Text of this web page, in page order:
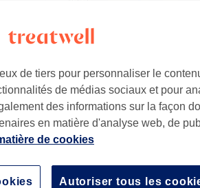
70 €
de tiers pour personnaliser le
de médias sociaux et pour
des informations sur la façon
en matière d'analyse web, de
de cookies
Autoriser tous les